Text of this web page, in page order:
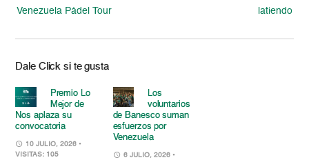
Venezuela Pádel Tour
latiendo
Dale Click si te gusta
Premio Lo
Mejor de
Nos aplaza su
convocatoria
10 JULIO, 2026 •
VISITAS: 105
Los
voluntarios
de Banesco suman
esfuerzos por
Venezuela
6 JULIO, 2026 •